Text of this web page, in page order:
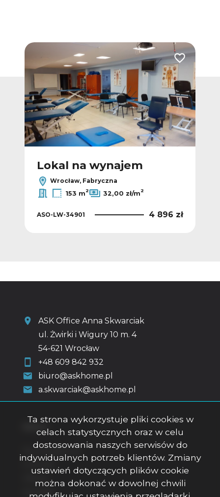
Dodaj do ulubionych Dodaj do
Lokal na wynajem
Wrocław, Fabryczna
153 m2 32,00 zł/m2
ASO-LW-34901 4 896 zł
ASK Office Anna Skwarciak
ul. Żwirki i Wigury 10 m. 4
54-621 Wrocław
+48 609 842 932
biuro@askhome.pl
a.skwarciak@askhome.pl
Strona główna
O firmie
Kontakt
Ta strona wykorzystuje pliki cookies w
celach statystycznych oraz w celu
dostosowania naszych serwisów do
indywidualnych potrzeb klientów. Zmiany
ustawień dotyczących plików cookie
można dokonać w dowolnej chwili